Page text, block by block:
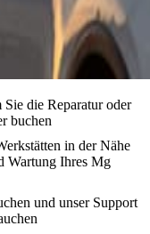
Sie die Reparatur oder
buchen
in der Nähe
Wartung Ihres Mg
und unser Support